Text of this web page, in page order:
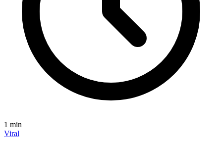
1 min
Viral